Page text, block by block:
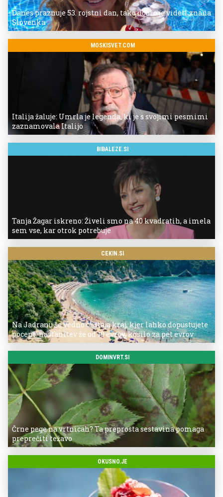
Danes praznuje 53. rojstni dan, tako dobro je videti znana
Slovenka
MOSKISVET.COM
Italija žaluje: Umrla je legenda, ki je s svojimi pesmimi
zaznamovala Italijo
BIBALEZE.SI
Tanja Žagar iskreno: Živeli smo na 40 kvadratih, a imela
sem vse, kar otrok potrebuje
CEKIN.SI
Na Jadranu še vedno obstaja kraj, kjer lahko dopustujete
poceni: nastanitev že od 10 evrov, kosilo za pet evrov
DOMINVRT.SI
Črne pege na vrtnicah? Ta preprosta sestavina pomaga
preprečiti težavo
OKUSNO.JE